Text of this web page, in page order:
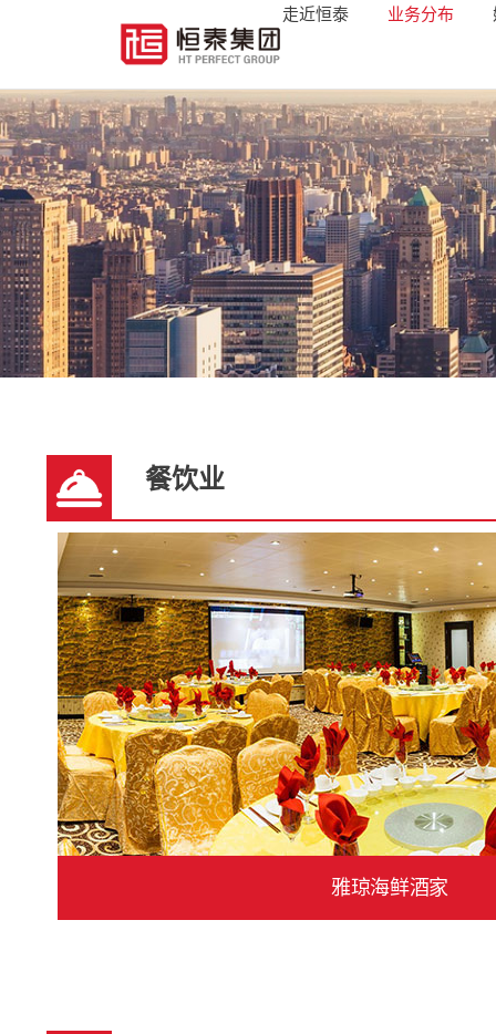
走近恒泰 业务分布
餐饮业
雅琼海鲜酒家
加康交通意外评